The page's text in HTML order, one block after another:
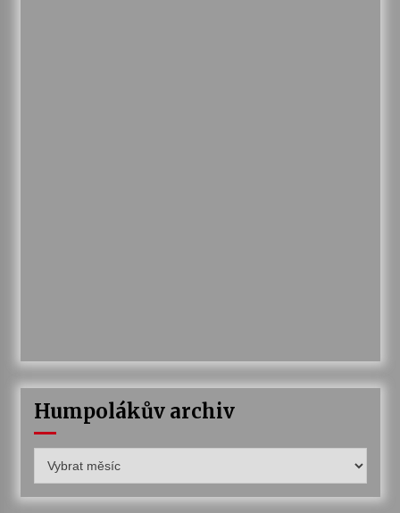
Humpolákův archiv
archiv